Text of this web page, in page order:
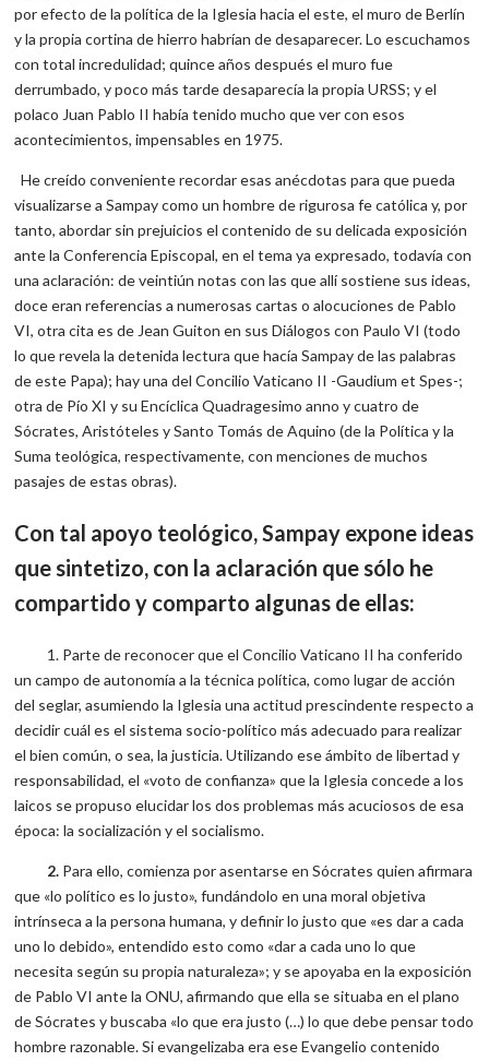
por efecto de la política de la Iglesia hacia el este, el muro de Berlín
y la propia cortina de hierro habrían de desaparecer. Lo escuchamos
con total incredulidad; quince años después el muro fue
derrumbado, y poco más tarde desaparecía la propia URSS; y el
polaco Juan Pablo II había tenido mucho que ver con esos
acontecimientos, impensables en 1975.
He creído conveniente recordar esas anécdotas para que pueda
visualizarse a Sampay como un hombre de rigurosa fe católica y, por
tanto, abordar sin prejuicios el contenido de su delicada exposición
ante la Conferencia Episcopal, en el tema ya expresado, todavía con
una aclaración: de veintiún notas con las que allí sostiene sus ideas,
doce eran referencias a numerosas cartas o alocuciones de Pablo
VI, otra cita es de Jean Guiton en sus Diálogos con Paulo VI (todo
lo que revela la detenida lectura que hacía Sampay de las palabras
de este Papa); hay una del Concilio Vaticano II -Gaudium et Spes-;
otra de Pío XI y su Encíclica Quadragesimo anno y cuatro de
Sócrates, Aristóteles y Santo Tomás de Aquino (de la Política y la
Suma teológica, respectivamente, con menciones de muchos
pasajes de estas obras).
Con tal apoyo teológico, Sampay expone ideas
que sintetizo, con la aclaración que sólo he
compartido y comparto algunas de ellas:
1. Parte de reconocer que el Concilio Vaticano II ha conferido
un campo de autonomía a la técnica política, como lugar de acción
del seglar, asumiendo la Iglesia una actitud prescindente respecto a
decidir cuál es el sistema socio-político más adecuado para realizar
el bien común, o sea, la justicia. Utilizando ese ámbito de libertad y
responsabilidad, el «voto de confianza» que la Iglesia concede a los
laicos se propuso elucidar los dos problemas más acuciosos de esa
época: la socialización y el socialismo.
2. Para ello, comienza por asentarse en Sócrates quien afirmara
que «lo político es lo justo», fundándolo en una moral objetiva
intrínseca a la persona humana, y definir lo justo que «es dar a cada
uno lo debido», entendido esto como «dar a cada uno lo que
necesita según su propia naturaleza»; y se apoyaba en la exposición
de Pablo VI ante la ONU, afirmando que ella se situaba en el plano
de Sócrates y buscaba «lo que era justo (…) lo que debe pensar todo
hombre razonable. Si evangelizaba era ese Evangelio contenido